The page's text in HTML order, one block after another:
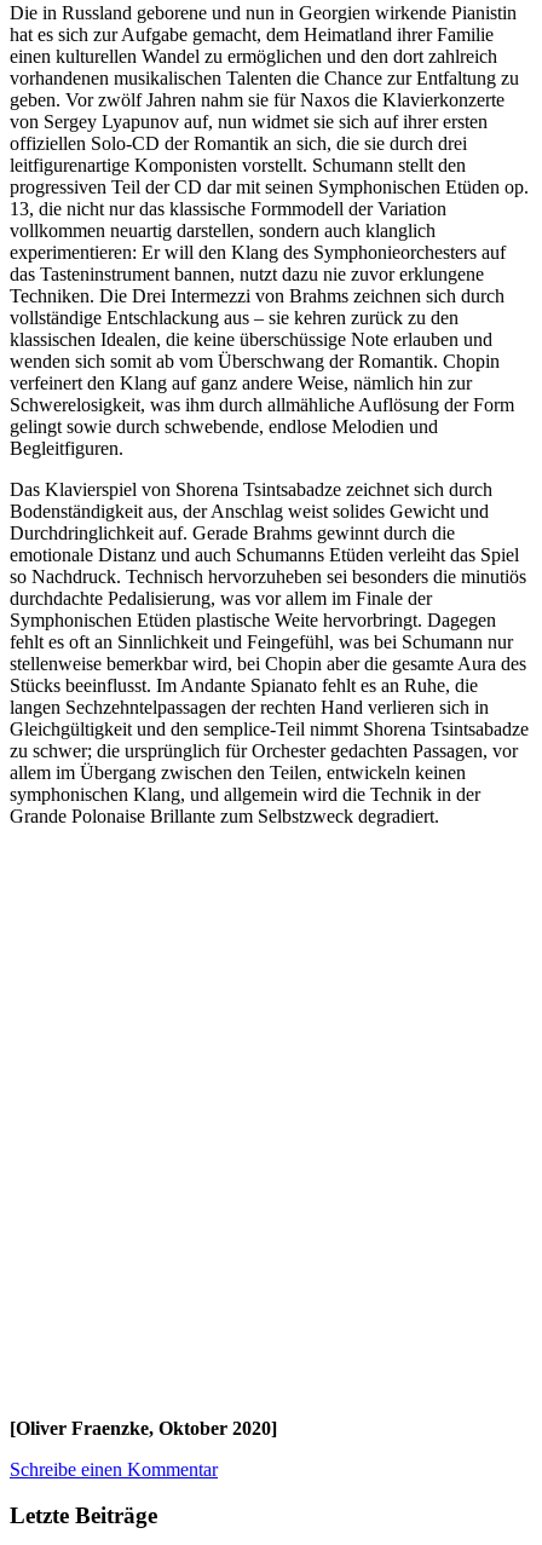
Die in Russland geborene und nun in Georgien wirkende Pianistin
hat es sich zur Aufgabe gemacht, dem Heimatland ihrer Familie
einen kulturellen Wandel zu ermöglichen und den dort zahlreich
vorhandenen musikalischen Talenten die Chance zur Entfaltung zu
geben. Vor zwölf Jahren nahm sie für Naxos die Klavierkonzerte
von Sergey Lyapunov auf, nun widmet sie sich auf ihrer ersten
offiziellen Solo-CD der Romantik an sich, die sie durch drei
leitfigurenartige Komponisten vorstellt. Schumann stellt den
progressiven Teil der CD dar mit seinen Symphonischen Etüden op.
13, die nicht nur das klassische Formmodell der Variation
vollkommen neuartig darstellen, sondern auch klanglich
experimentieren: Er will den Klang des Symphonieorchesters auf
das Tasteninstrument bannen, nutzt dazu nie zuvor erklungene
Techniken. Die Drei Intermezzi von Brahms zeichnen sich durch
vollständige Entschlackung aus – sie kehren zurück zu den
klassischen Idealen, die keine überschüssige Note erlauben und
wenden sich somit ab vom Überschwang der Romantik. Chopin
verfeinert den Klang auf ganz andere Weise, nämlich hin zur
Schwerelosigkeit, was ihm durch allmähliche Auflösung der Form
gelingt sowie durch schwebende, endlose Melodien und
Begleitfiguren.
Das Klavierspiel von Shorena Tsintsabadze zeichnet sich durch
Bodenständigkeit aus, der Anschlag weist solides Gewicht und
Durchdringlichkeit auf. Gerade Brahms gewinnt durch die
emotionale Distanz und auch Schumanns Etüden verleiht das Spiel
so Nachdruck. Technisch hervorzuheben sei besonders die minutiös
durchdachte Pedalisierung, was vor allem im Finale der
Symphonischen Etüden plastische Weite hervorbringt. Dagegen
fehlt es oft an Sinnlichkeit und Feingefühl, was bei Schumann nur
stellenweise bemerkbar wird, bei Chopin aber die gesamte Aura des
Stücks beeinflusst. Im Andante Spianato fehlt es an Ruhe, die
langen Sechzehntelpassagen der rechten Hand verlieren sich in
Gleichgültigkeit und den semplice-Teil nimmt Shorena Tsintsabadze
zu schwer; die ursprünglich für Orchester gedachten Passagen, vor
allem im Übergang zwischen den Teilen, entwickeln keinen
symphonischen Klang, und allgemein wird die Technik in der
Grande Polonaise Brillante zum Selbstzweck degradiert.
[Oliver Fraenzke, Oktober 2020]
Schreibe einen Kommentar
Letzte Beiträge